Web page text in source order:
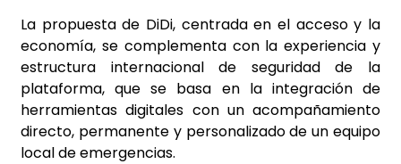
La propuesta de DiDi, centrada en el acceso y la
economía, se complementa con la experiencia y
estructura internacional de seguridad de la
plataforma, que se basa en la integración de
herramientas digitales con un acompañamiento
directo, permanente y personalizado de un equipo
local de emergencias.